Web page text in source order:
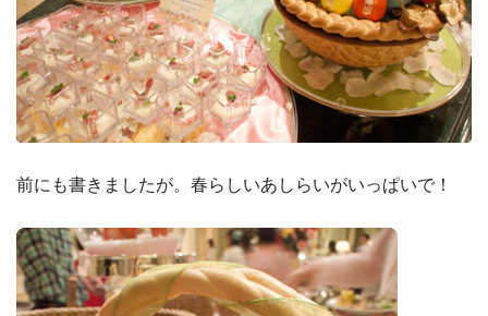
前にも書きましたが。春らしいあしらいがいっぱいで！